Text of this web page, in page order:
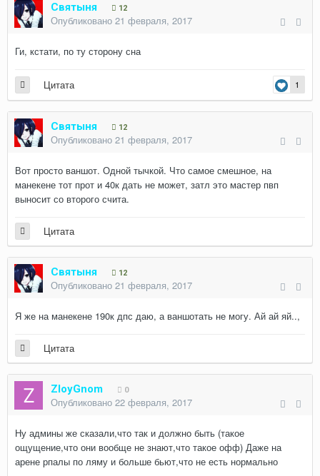
Святыня 12
Опубликовано 21 февраля, 2017
Ги, кстати, по ту сторону сна
1
Цитата
Святыня 12
Опубликовано 21 февраля, 2017
Вот просто ваншот. Одной тычкой. Что самое смешное, на
манекене тот прот и 40к дать не может, затл это мастер пвп
выносит со второго счита.
Цитата
Святыня 12
Опубликовано 21 февраля, 2017
Я же на манекене 190к дпс даю, а ваншотать не могу. Ай ай яй..,
Цитата
ZloyGnom 0
Опубликовано 22 февраля, 2017
Ну админы же сказали,что так и должно быть (такое
ощущение,что они вообще не знают,что такое офф) Даже на
арене рпалы по ляму и больше бьют,что не есть нормально